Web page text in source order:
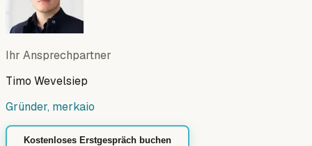
Ihr Ansprechpartner
Timo Wevelsiep
Gründer, merkaio
Kostenloses Erstgespräch buchen